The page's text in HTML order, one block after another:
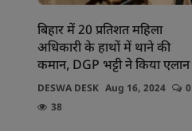
बिहार में 20 प्रतिशत महिला
अधिकारी के हाथों में थाने की
कमान, DGP भट्टी ने किया एलान
DESWA DESK Aug 16, 2024
0
38